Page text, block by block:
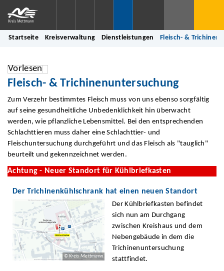
Startseite Kreisverwaltung Dienstleistungen Fleisch- &
Vorlesen
Fleisch- & Trichinenuntersuchung
Zum Verzehr bestimmtes Fleisch muss von uns ebenso sorgfältig
auf seine gesundheitliche Unbedenklichkeit hin überwacht
werden, wie pflanzliche Lebensmittel. Bei den entsprechenden
Schlachttieren muss daher eine Schlachttier- und
Fleischuntersuchung durchgeführt und das Fleisch als "tauglich"
beurteilt und gekennzeichnet werden.
Achtung - Neuer Standort für Kühlbriefkasten
Der Trichinenkühlschrank hat einen neuen Standort
© Kreis Mettmann
Der Kühlbriefkasten befindet
sich nun am Durchgang
zwischen Kreishaus und dem
Nebengebäude in dem die
Trichinenuntersuchung
stattfindet.